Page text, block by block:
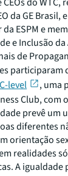
da GE Brasil,
ESPM e
e Inclusão
de
participaram
level
, uma
Club, com
prevê um
diferentes
orientação
realidades
A igualdade